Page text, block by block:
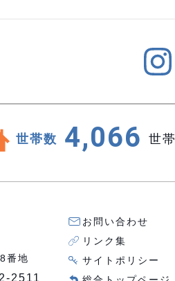
世帯数 4,066 世帯
番地
2511
お問い合わせ
リンク集
サイトポリシー